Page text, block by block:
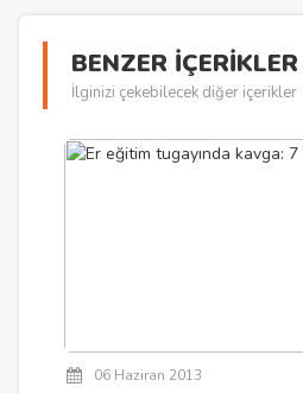
BENZER İÇERİKLER
İlginizi çekebilecek diğer içerikler
06 Haziran 2013